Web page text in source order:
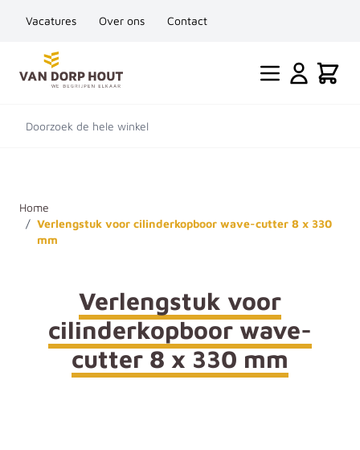
Vacatures Over ons Contact
Ga naar de inhoud
Cart
Doorzoek de hele winkel
Home
/ Verlengstuk voor cilinderkopboor wave-cutter 8 x 330
mm
Verlengstuk voor
cilinderkopboor wave-
cutter 8 x 330 mm